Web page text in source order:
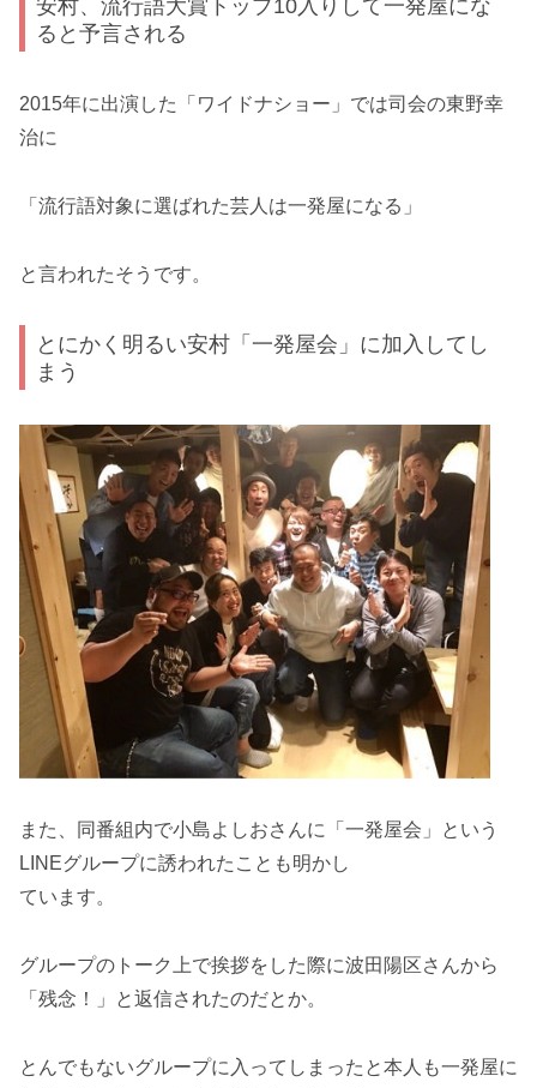
安村、流行語大賞トップ10入りして一発屋にな
ると予言される
2015年に出演した「ワイドナショー」では司会の東野幸
治に
「流行語対象に選ばれた芸人は一発屋になる」
と言われたそうです。
とにかく明るい安村「一発屋会」に加入してし
まう
また、同番組内で小島よしおさんに「一発屋会」という
LINEグループに誘われたことも明かし
ています。
グループのトーク上で挨拶をした際に波田陽区さんから
「残念！」と返信されたのだとか。
とんでもないグループに入ってしまったと本人も一発屋に